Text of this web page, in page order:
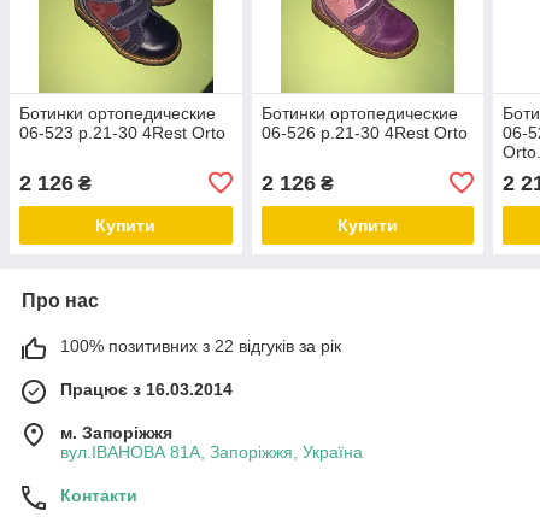
Ботинки ортопедические
06-523 р.21-30 4Rest Orto
2 126 ₴
Купити
Ботинки ортопедические
06-526 р.21-30 4Rest Orto
2 126₴
Купити
06-
2
Про нас
100% позитивних з 22 відгуків за рік
Працює з 16.03.2014
м. Запоріжжя
вул.ІВАНОВА 81А, Запоріжжя, Україна
Контакти